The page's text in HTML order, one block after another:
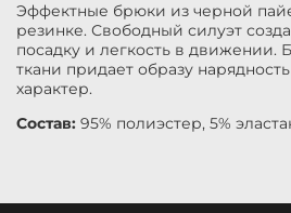
Эффектные брюки из черной
резинке. Свободный силуэт
посадку и легкость в движении.
ткани придает образу
характер.
Состав: 95% полиэстер, 5%